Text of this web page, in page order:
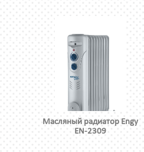
Масляный радиатор Engy
EN-2309